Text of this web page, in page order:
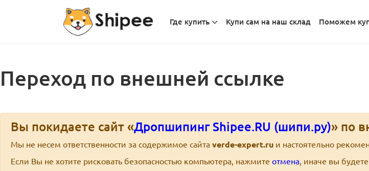
Где купить Купи сам на наш склад Поможем
Переход по внешней ссылке
Вы покидаете сайт «Дропшипинг Shipee.RU (шипи.ру)» по
Мы не несем ответственности за содержимое сайта verde-expert.ru и настоятельно
Если Вы не хотите рисковать безопасностью компьютера, нажмите отмена, иначе вы